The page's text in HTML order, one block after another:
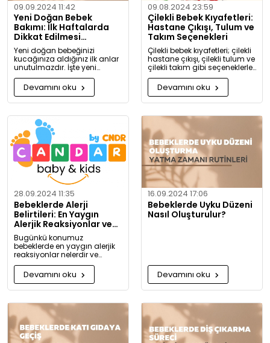
09.09.2024 11:42
Yeni Doğan Bebek
Bakımı: İlk Haftalarda
Dikkat Edilmesi
Gerekenler
Yeni doğan bebeğinizi
kucağınıza aldığınız ilk anlar
unutulmazdır. İşte yeni
doğan bebek bakımında
dikkat etmeniz gerekenler:
Devamını oku
09.08.2024 23:59
Çilekli Bebek Kıyafetleri:
Hastane Çıkışı, Tulum ve
Takım Seçenekleri
Çilekli bebek kıyafetleri; çilekli
hastane çıkışı, çilekli tulum ve
çilekli takım gibi seçeneklerle
bebeğinize tatlılık katıyor. Kız
ve erkek bebekler için özel
tasarlanmış, organik
pamuktan üretilmiş şık ve
Devamını oku
28.09.2024 11:35
Bebeklerde Alerji
Belirtileri: En Yaygın
Alerjik Reaksiyonlar ve
Önlemleri
Bugünkü konumuz
bebeklerde en yaygın alerjik
reaksiyonlar nelerdir ve
alerjiye karşı nasıl önlem
alınabilir? Artık alerjiye karşı
daha bilgili olacaksınız!
Devamını oku
16.09.2024 17:06
Bebeklerde Uyku Düzeni
Nasıl Oluşturulur?
Devamını oku